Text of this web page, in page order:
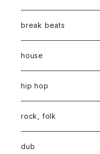
break beats
house
hip hop
rock, folk
dub